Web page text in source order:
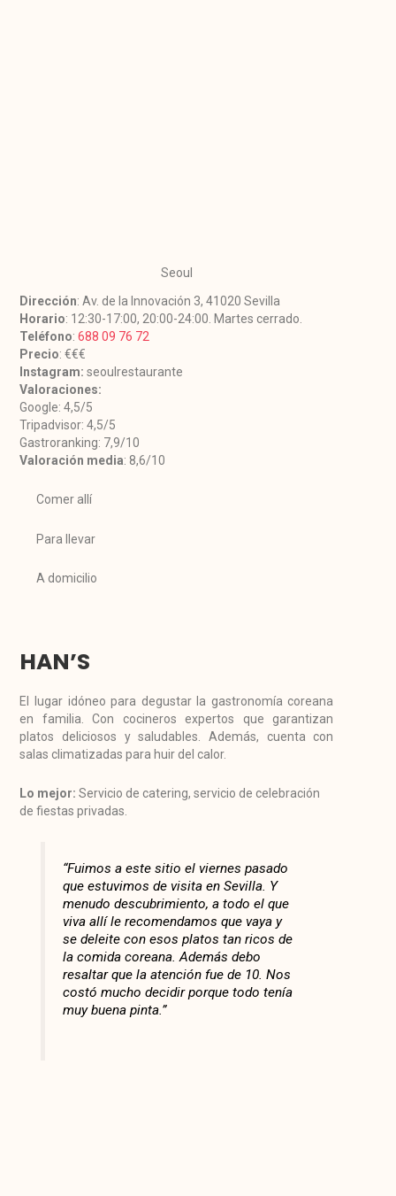
Seoul
Dirección: Av. de la Innovación 3, 41020 Sevilla
Horario: 12:30-17:00, 20:00-24:00. Martes cerrado.
Teléfono:688 09 76 72
Precio: €€€
Instagram:seoulrestaurante
Valoraciones:
Google: 4,5/5
Tripadvisor: 4,5/5
Gastroranking: 7,9/10
Valoración media: 8,6/10
Comer allí
Para llevar
A domicilio
HAN’S
El lugar idóneo para degustar la gastronomía coreana
en familia. Con cocineros expertos que garantizan
platos deliciosos y saludables. Además, cuenta con
salas climatizadas para huir del calor.
Lo mejor:Servicio de catering, servicio de celebración
de fiestas privadas.
“Fuimos a este sitio el viernes pasado
que estuvimos de visita en Sevilla. Y
menudo descubrimiento, a todo el que
viva allí le recomendamos que vaya y
se deleite con esos platos tan ricos de
la comida coreana. Además debo
resaltar que la atención fue de 10. Nos
costó mucho decidir porque todo tenía
muy buena pinta.”